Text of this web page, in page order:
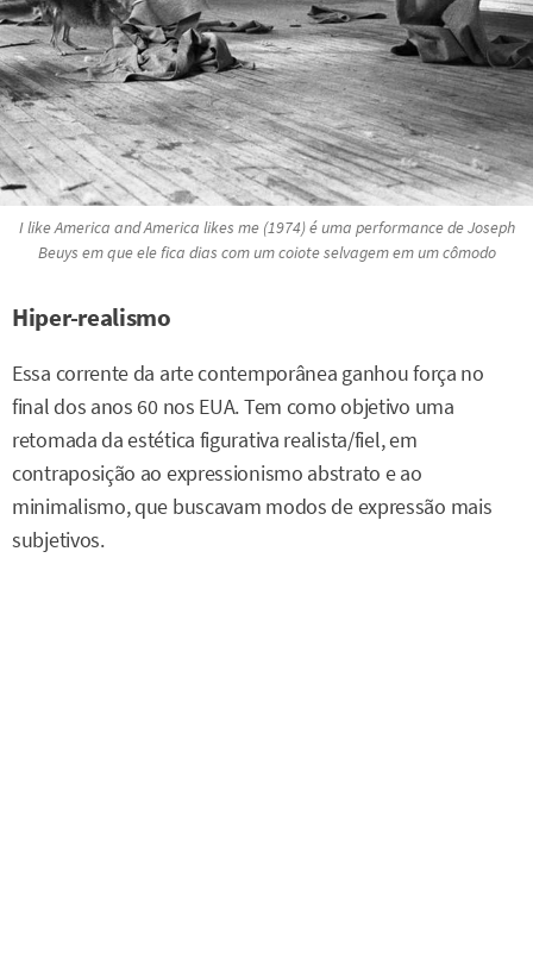
I like America and America likes me (1974) é uma performance de Joseph
Beuys em que ele fica dias com um coiote selvagem em um cômodo
Hiper-realismo
Essa corrente da arte contemporânea ganhou força no
final dos anos 60 nos EUA. Tem como objetivo uma
retomada da estética figurativa realista/fiel, em
contraposição ao expressionismo abstrato e ao
minimalismo, que buscavam modos de expressão mais
subjetivos.